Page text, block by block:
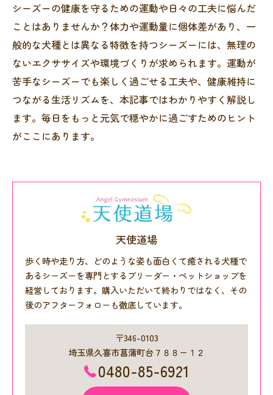
シーズーの健康を守るための運動や日々の工夫に悩んだ
ことはありませんか？体力や運動量に個体差があり、一
般的な犬種とは異なる特徴を持つシーズーには、無理の
ないエクササイズや環境づくりが求められます。運動が
苦手なシーズーでも楽しく過ごせる工夫や、健康維持に
つながる生活リズムを、本記事ではわかりやすく解説し
ます。毎日をもっと元気で穏やかに過ごすためのヒント
がここにあります。
天使道場
歩く時や走り方、どのような姿も面白くて癒される犬種で
あるシーズーを専門とするブリーダー・ペットショップを
経営しております。購入いただいて終わりではなく、その
後のアフターフォローも徹底しています。
〒346-0103
埼玉県久喜市菖蒲町台７８８ー１２
0480-85-6921